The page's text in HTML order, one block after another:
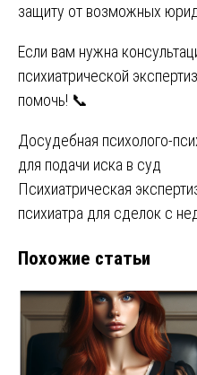
защиту от возможных
Если вам нужна
психиатрической
помочь! 📞
Навигация
по
записям
Досудебная психолого-
для подачи иска в суд
Психиатрическая
психиатра для сделок с
Похожие статьи